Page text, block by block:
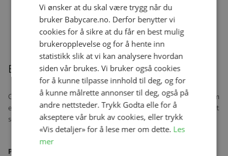
Ullgenser, Joha, Grå
kr 399,00
Beskrivelse
Cardigan med bambusknapper foran. Søtt lite broderi i halsen som
en søt detalj. En supermyk og lett ullkvalitet med god strekkbarhet
som er fin og behagelig å ha på.
Produktspesifikasjoner:
Vi ønsker at du skal være trygg når du
bruker Babycare.no. Derfor benytter vi
cookies for å sikre at du får en best mulig
brukeropplevelse og for å hente inn
statistikk slik at vi kan analysere hvordan
siden vår brukes. Vi bruker også cookies
for å kunne tilpasse innhold til deg, og for
å kunne målrette annonser til deg, også på
andre nettsteder. Trykk Godta elle for å
akseptere vår bruk av cookies, eller trykk
«Vis detaljer» for å lese mer om dette. Les
mer